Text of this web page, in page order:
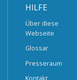
HILFE
Über diese
Webseite
Glossar
Presseraum
Kontakt